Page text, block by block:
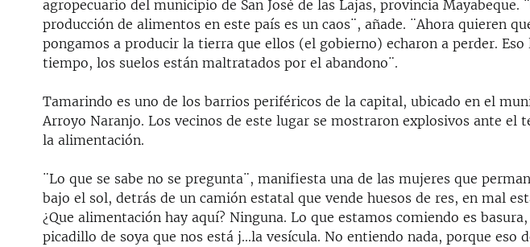
agropecuario del municipio de San José de las Lajas, provincia Mayabeque.
producción de alimentos en este país es un caos¨, añade. ¨Ahora quieren
pongamos a producir la tierra que ellos (el gobierno) echaron a perder. Eso
tiempo, los suelos están maltratados por el abandono¨.
Tamarindo es uno de los barrios periféricos de la capital, ubicado en el
Arroyo Naranjo. Los vecinos de este lugar se mostraron explosivos ante el
la alimentación.
¨Lo que se sabe no se pregunta¨, manifiesta una de las mujeres que
bajo el sol, detrás de un camión estatal que vende huesos de res, en mal
¿Que alimentación hay aquí? Ninguna. Lo que estamos comiendo es basura,
picadillo de soya que nos está j...la vesícula. No entiendo nada, porque eso